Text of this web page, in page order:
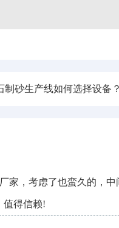
制砂生产线如何选择设备
家，考虑了也蛮久的，
值得信赖!